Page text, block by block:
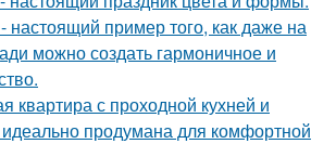
настоящий пример того, как даже на
можно создать гармоничное и
квартира с проходной кухней и
продумана для комфортной